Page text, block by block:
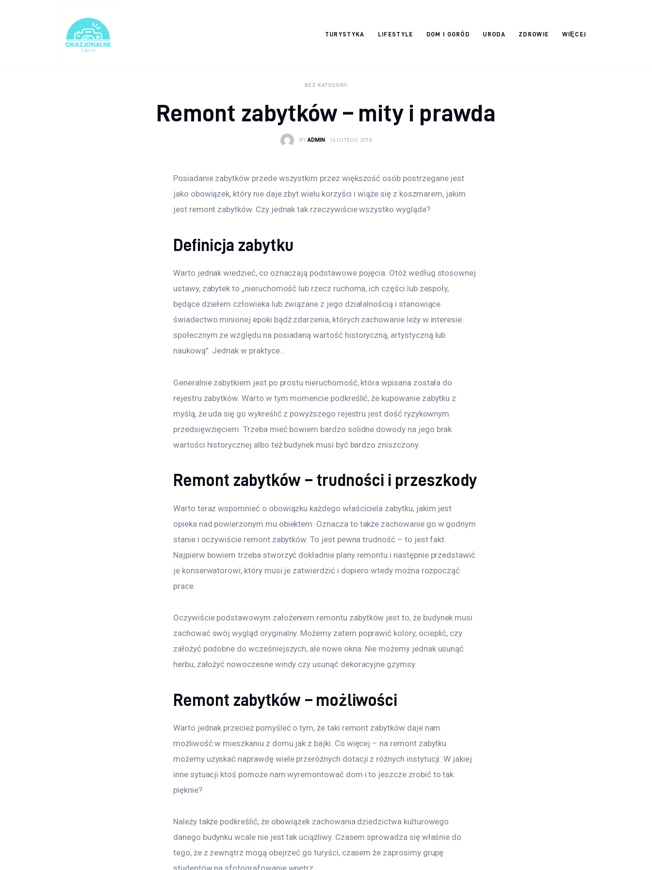
TURYSTYKA LIFESTYLE DOM I OGRÓD URODA ZDROWIE WIĘCEJ
okazjonalne-
BEZ KATEGORII
Remont zabytków – mity i prawda
BY ADMIN 16 LUTEGO, 2018
Posiadanie zabytków przede wszystkim przez większość osób postrzegane jest
jako obowiązek, który nie daje zbyt wielu korzyści i wiąże się z koszmarem, jakim
jest remont zabytków. Czy jednak tak rzeczywiście wszystko wygląda?
Definicja zabytku
Warto jednak wiedzieć, co oznaczają podstawowe pojęcia. Otóż według stosownej
ustawy, zabytek to „nieruchomość lub rzecz ruchoma, ich części lub zespoły,
będące dziełem człowieka lub związane z jego działalnością i stanowiące
świadectwo minionej epoki bądź zdarzenia, których zachowanie leży w interesie
społecznym ze względu na posiadaną wartość historyczną, artystyczną lub
naukową”. Jednak w praktyce…
Generalnie zabytkiem jest po prostu nieruchomość, która wpisana została do
rejestru zabytków. Warto w tym momencie podkreślić, że kupowanie zabytku z
myślą, że uda się go wykreślić z powyższego rejestru jest dość ryzykownym
przedsięwzięciem. Trzeba mieć bowiem bardzo solidne dowody na jego brak
wartości historycznej albo też budynek musi być bardzo zniszczony.
Remont zabytków – trudności i przeszkody
Warto teraz wspomnieć o obowiązku każdego właściciela zabytku, jakim jest
opieka nad powierzonym mu obiektem. Oznacza to także zachowanie go w godnym
stanie i oczywiście remont zabytków. To jest pewna trudność – to jest fakt.
Najpierw bowiem trzeba stworzyć dokładnie plany remontu i następnie przedstawić
je konserwatorowi, który musi je zatwierdzić i dopiero wtedy można rozpocząć
prace.
Oczywiście podstawowym założeniem remontu zabytków jest to, że budynek musi
zachować swój wygląd oryginalny. Możemy zatem poprawić kolory, ocieplić, czy
założyć podobne do wcześniejszych, ale nowe okna. Nie możemy jednak usunąć
herbu, założyć nowoczesne windy czy usunąć dekoracyjne gzymsy.
Remont zabytków – możliwości
Warto jednak przecież pomyśleć o tym, że taki remont zabytków daje nam
możliwość w mieszkaniu z domu jak z bajki. Co więcej – na remont zabytku
możemy uzyskać naprawdę wiele przeróżnych dotacji z różnych instytucji. W jakiej
inne sytuacji ktoś pomoże nam wyremontować dom i to jeszcze zrobić to tak
pięknie?
Należy także podkreślić, że obowiązek zachowania dziedzictwa kulturowego
danego budynku wcale nie jest tak uciążliwy. Czasem sprowadza się właśnie do
tego, że z zewnątrz mogą obejrzeć go turyści, czasem że zaprosimy grupę